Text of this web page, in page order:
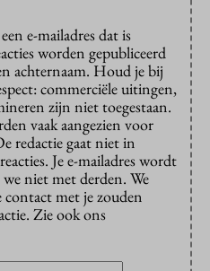
e-mailadres dat is
worden gepubliceerd
achternaam. Houd je bij
commerciële uitingen,
zijn niet toegestaan.
vaak aangezien voor
redactie gaat niet in
Je e-mailadres wordt
niet met derden. We
contact met je zouden
Zie ook ons